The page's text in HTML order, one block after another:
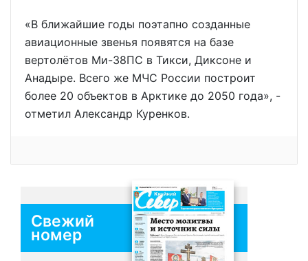
«В ближайшие годы поэтапно созданные
авиационные звенья появятся на базе
вертолётов Ми-38ПС в Тикси, Диксоне и
Анадыре. Всего же МЧС России построит
более 20 объектов в Арктике до 2050 года», -
отметил Александр Куренков.
Свежий
номер